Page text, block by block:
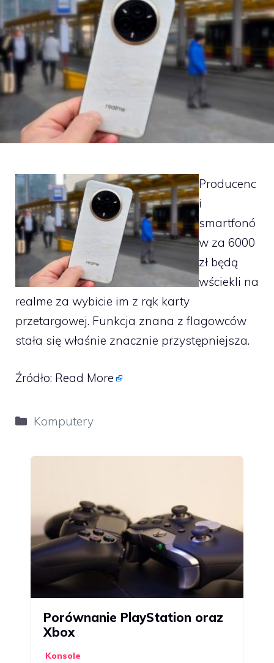
Producenc
i
smartfonó
w za 6000
zł będą
wściekli na
realme za wybicie im z rąk karty
przetargowej. Funkcja znana z flagowców
stała się właśnie znacznie przystępniejsza.
Źródło: Read More
Kategorie
Komputery
Porównanie PlayStation oraz
Xbox
Konsole